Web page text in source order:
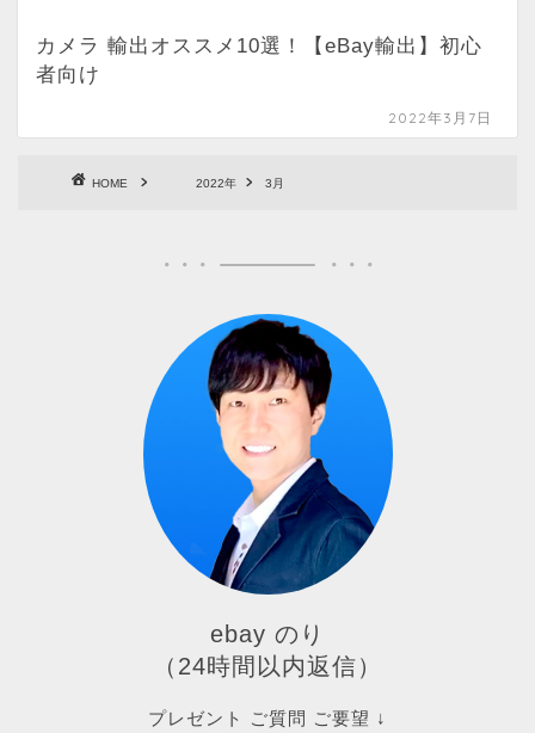
カメラ 輸出オススメ10選！【eBay輸出】初心
者向け
2022年3月7日
HOME 2022年 3月
ebay のり
（24時間以内返信）
プレゼント ご質問 ご要望 ↓